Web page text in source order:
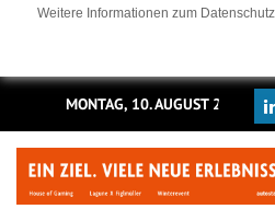
Weitere Informationen zum Datenschutz
MONTAG, 10. AUGUST 2026